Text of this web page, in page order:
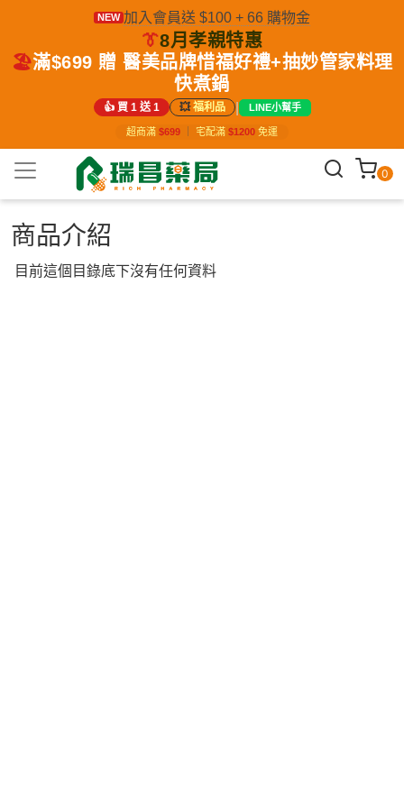
NEW 加入會員送 $100 + 66 購物金
👔8月孝親特惠
🏖️滿$699 贈 醫美品牌惜福好禮+抽妙管家料理
快煮鍋
👍 買 1 送 1 💥福利品 | LINE小幫手
超商滿 $699 宅配滿 $1200 免運
0
商品介紹
目前這個目錄底下沒有任何資料